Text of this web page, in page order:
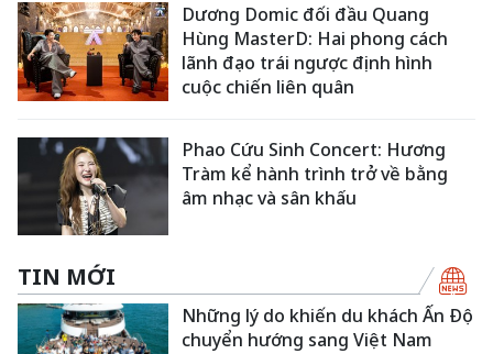
Dương Domic đối đầu Quang
Hùng MasterD: Hai phong cách
lãnh đạo trái ngược định hình
cuộc chiến liên quân
Phao Cứu Sinh Concert: Hương
Tràm kể hành trình trở về bằng
âm nhạc và sân khấu
TIN MỚI
Những lý do khiến du khách Ấn Độ
chuyển hướng sang Việt Nam